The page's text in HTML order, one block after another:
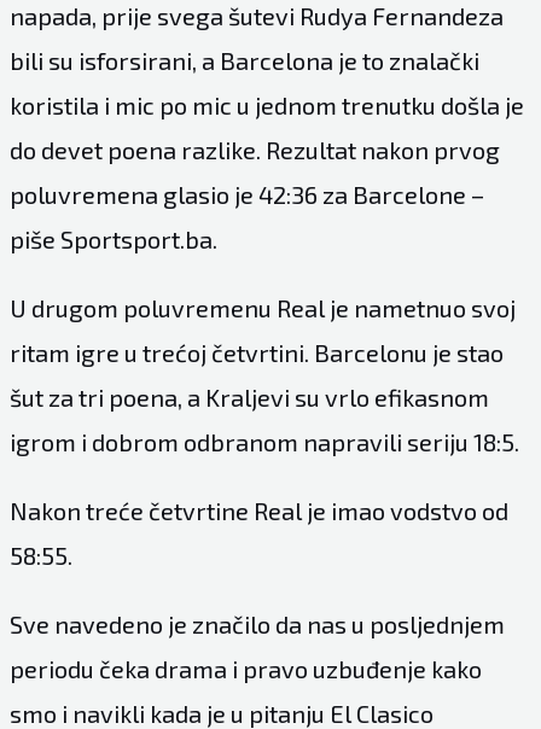
napada, prije svega šutevi Rudya Fernandeza
bili su isforsirani, a Barcelona je to znalački
koristila i mic po mic u jednom trenutku došla je
do devet poena razlike. Rezultat nakon prvog
poluvremena glasio je 42:36 za Barcelone –
piše Sportsport.ba.
U drugom poluvremenu Real je nametnuo svoj
ritam igre u trećoj četvrtini. Barcelonu je stao
šut za tri poena, a Kraljevi su vrlo efikasnom
igrom i dobrom odbranom napravili seriju 18:5.
Nakon treće četvrtine Real je imao vodstvo od
58:55.
Sve navedeno je značilo da nas u posljednjem
periodu čeka drama i pravo uzbuđenje kako
smo i navikli kada je u pitanju El Clasico